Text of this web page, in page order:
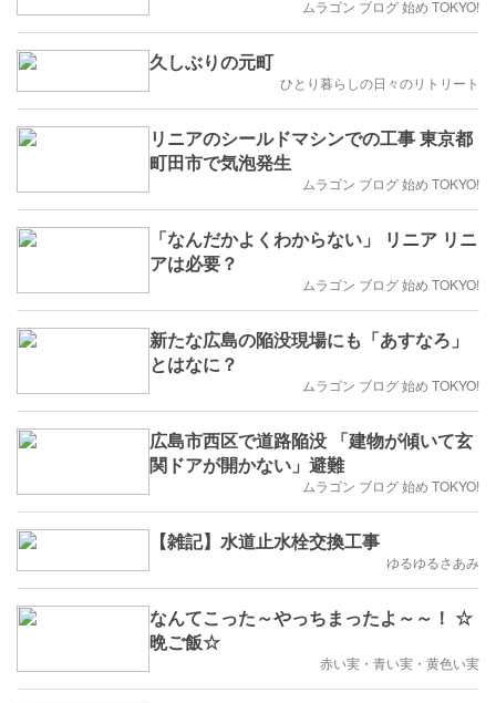
ムラゴン ブログ 始め TOKYO!
久しぶりの元町
ひとり暮らしの日々のリトリート
リニアのシールドマシンでの工事 東京都
町田市で気泡発生
ムラゴン ブログ 始め TOKYO!
「なんだかよくわからない」 リニア リニ
アは必要？
ムラゴン ブログ 始め TOKYO!
新たな広島の陥没現場にも「あすなろ」
とはなに？
ムラゴン ブログ 始め TOKYO!
広島市西区で道路陥没 「建物が傾いて玄
関ドアが開かない」避難
ムラゴン ブログ 始め TOKYO!
【雑記】水道止水栓交換工事
ゆるゆるさあみ
なんてこった～やっちまったよ～～！ ☆
晩ご飯☆
赤い実・青い実・黄色い実